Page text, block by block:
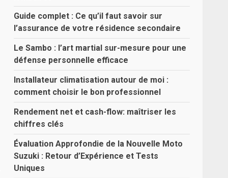
Guide complet : Ce qu’il faut savoir sur
l’assurance de votre résidence secondaire
Le Sambo : l’art martial sur-mesure pour une
défense personnelle efficace
Installateur climatisation autour de moi :
comment choisir le bon professionnel
Rendement net et cash-flow: maîtriser les
chiffres clés
Évaluation Approfondie de la Nouvelle Moto
Suzuki : Retour d’Expérience et Tests
Uniques